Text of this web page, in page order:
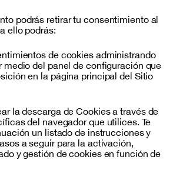
www.clarity.ms
Days
cookies
lucera.es
podrás retirar tu consentimiento al
ello podrás:
de cookies administrando
del panel de configuración que
en la página principal del Sitio
la descarga de Cookies a través de
del navegador que utilices. Te
un listado de instrucciones y
a seguir para la activación,
y gestión de cookies en función de